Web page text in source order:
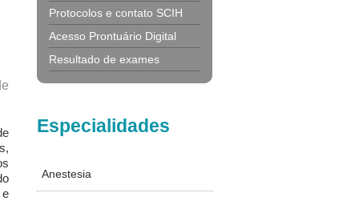
Protocolos e contato SCIH
Acesso Prontuário Digital
Resultado de exames
Especialidades
Anestesia